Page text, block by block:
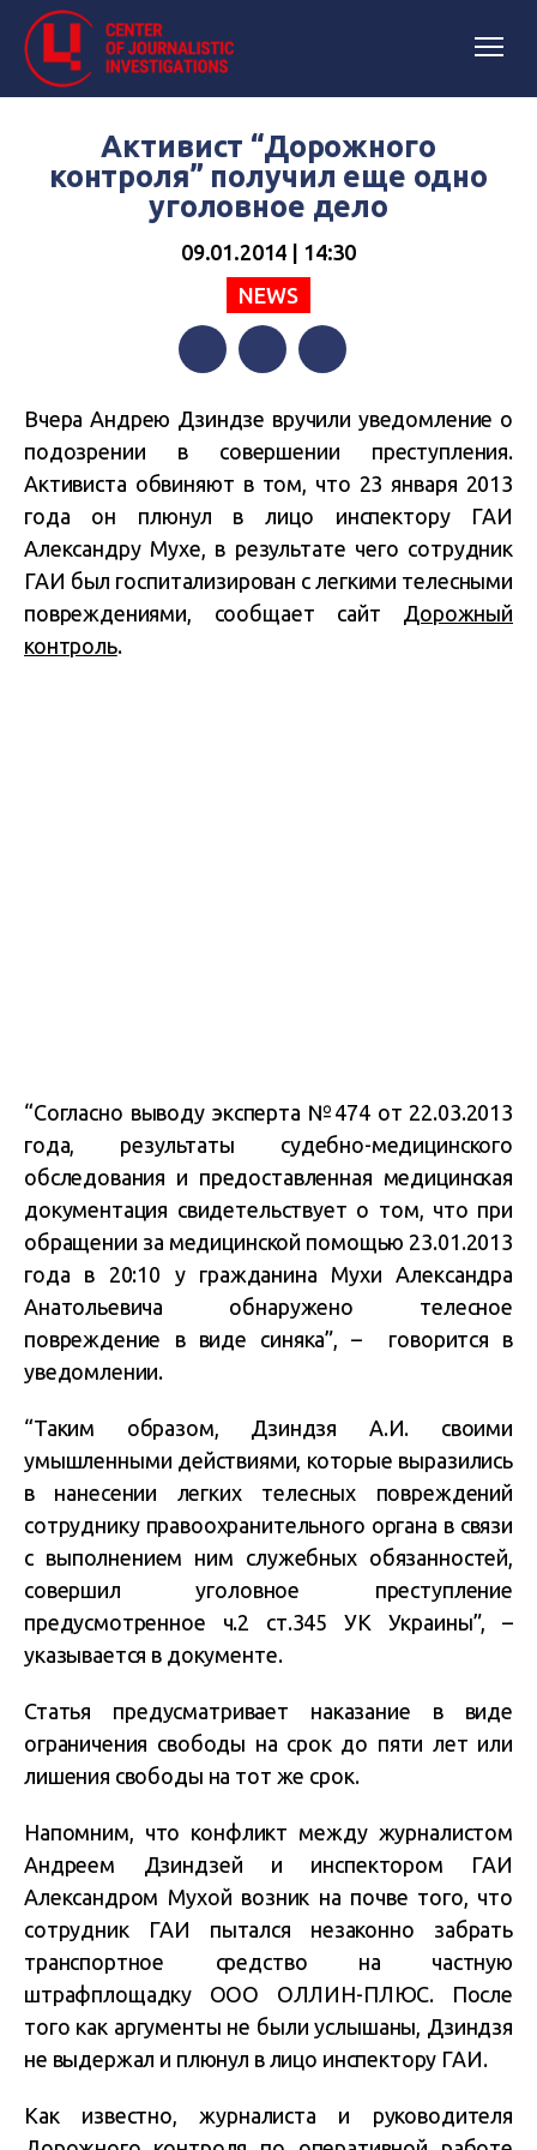
Активист “Дорожного
контроля” получил еще одно
уголовное дело
09.01.2014 | 14:30
NEWS
Вчера Андрею Дзиндзе вручили уведомление о
подозрении в совершении преступления.
Активиста обвиняют в том, что 23 января 2013
года он плюнул в лицо инспектору ГАИ
Александру Мухе, в результате чего сотрудник
ГАИ был госпитализирован с легкими телесными
повреждениями, сообщает сайт Дорожный
контроль.
“Согласно выводу эксперта №474 от 22.03.2013
года, результаты судебно-медицинского
обследования и предоставленная медицинская
документация свидетельствует о том, что при
обращении за медицинской помощью 23.01.2013
года в 20:10 у гражданина Мухи Александра
Анатольевича обнаружено телесное
повреждение в виде синяка”, – говорится в
уведомлении.
“Таким образом, Дзиндзя А.И. своими
умышленными действиями, которые выразились
в нанесении легких телесных повреждений
сотруднику правоохранительного органа в связи
с выполнением ним служебных обязанностей,
совершил уголовное преступление
предусмотренное ч.2 ст.345 УК Украины”, –
указывается в документе.
Статья предусматривает наказание в виде
ограничения свободы на срок до пяти лет или
лишения свободы на тот же срок.
Напомним, что конфликт между журналистом
Андреем Дзиндзей и инспектором ГАИ
Александром Мухой возник на почве того, что
сотрудник ГАИ пытался незаконно забрать
транспортное средство на частную
штрафплощадку ООО ОЛЛИН-ПЛЮС. После
того как аргументы не были услышаны, Дзиндзя
не выдержал и плюнул в лицо инспектору ГАИ.
Как известно, журналиста и руководителя